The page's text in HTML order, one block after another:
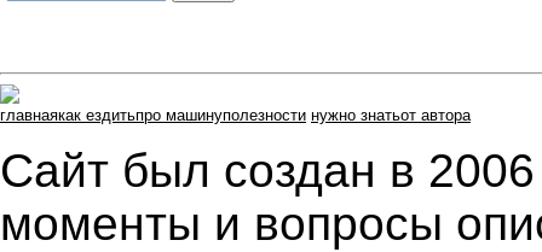
главнаякак ездитьпро машинуполезности нужно знатьот автора
Сайт был создан в 2006
моменты и вопросы